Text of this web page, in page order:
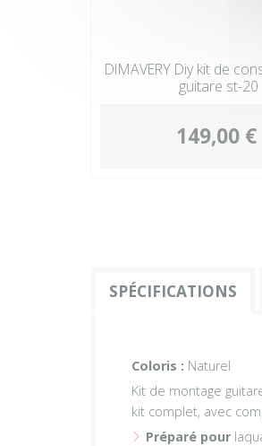
DIMAVERY Diy kit de
guitare st-20
149,00 €
SPÉCIFICATIONS
Coloris : Naturel
Kit de montage
kit complet, avec
Préparé pour